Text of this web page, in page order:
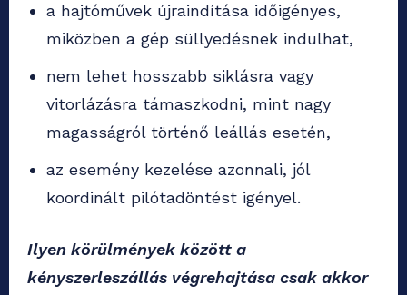
a hajtóművek újraindítása időigényes,
miközben a gép süllyedésnek indulhat,
nem lehet hosszabb siklásra vagy
vitorlázásra támaszkodni, mint nagy
magasságról történő leállás esetén,
az esemény kezelése azonnali, jól
koordinált pilótadöntést igényel.
Ilyen körülmények között a
kényszerleszállás végrehajtása csak akkor